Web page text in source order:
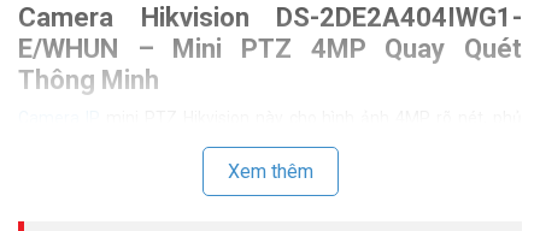
Camera Hikvision DS-2DE2A404IWG1-
E/WHUN – Mini PTZ 4MP Quay Quét
Thông Minh
góc rộng. Zoom quang 4x giúp nhận diện biển số từ khoảng cách
xa rõ ràng. Góc quay ngang 355° và dọc 90° bao phủ gần toàn bộ
không gian. Nhớ 300 preset, tự phục hồi đúng vị trí sau mất điện.
Gọi tư vấn miễn phí để xác định vị trí lắp phù hợp thực tế.
Xem thêm